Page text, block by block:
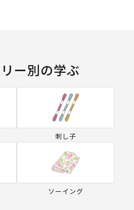
ー別の学ぶ
刺し子
ソーイング